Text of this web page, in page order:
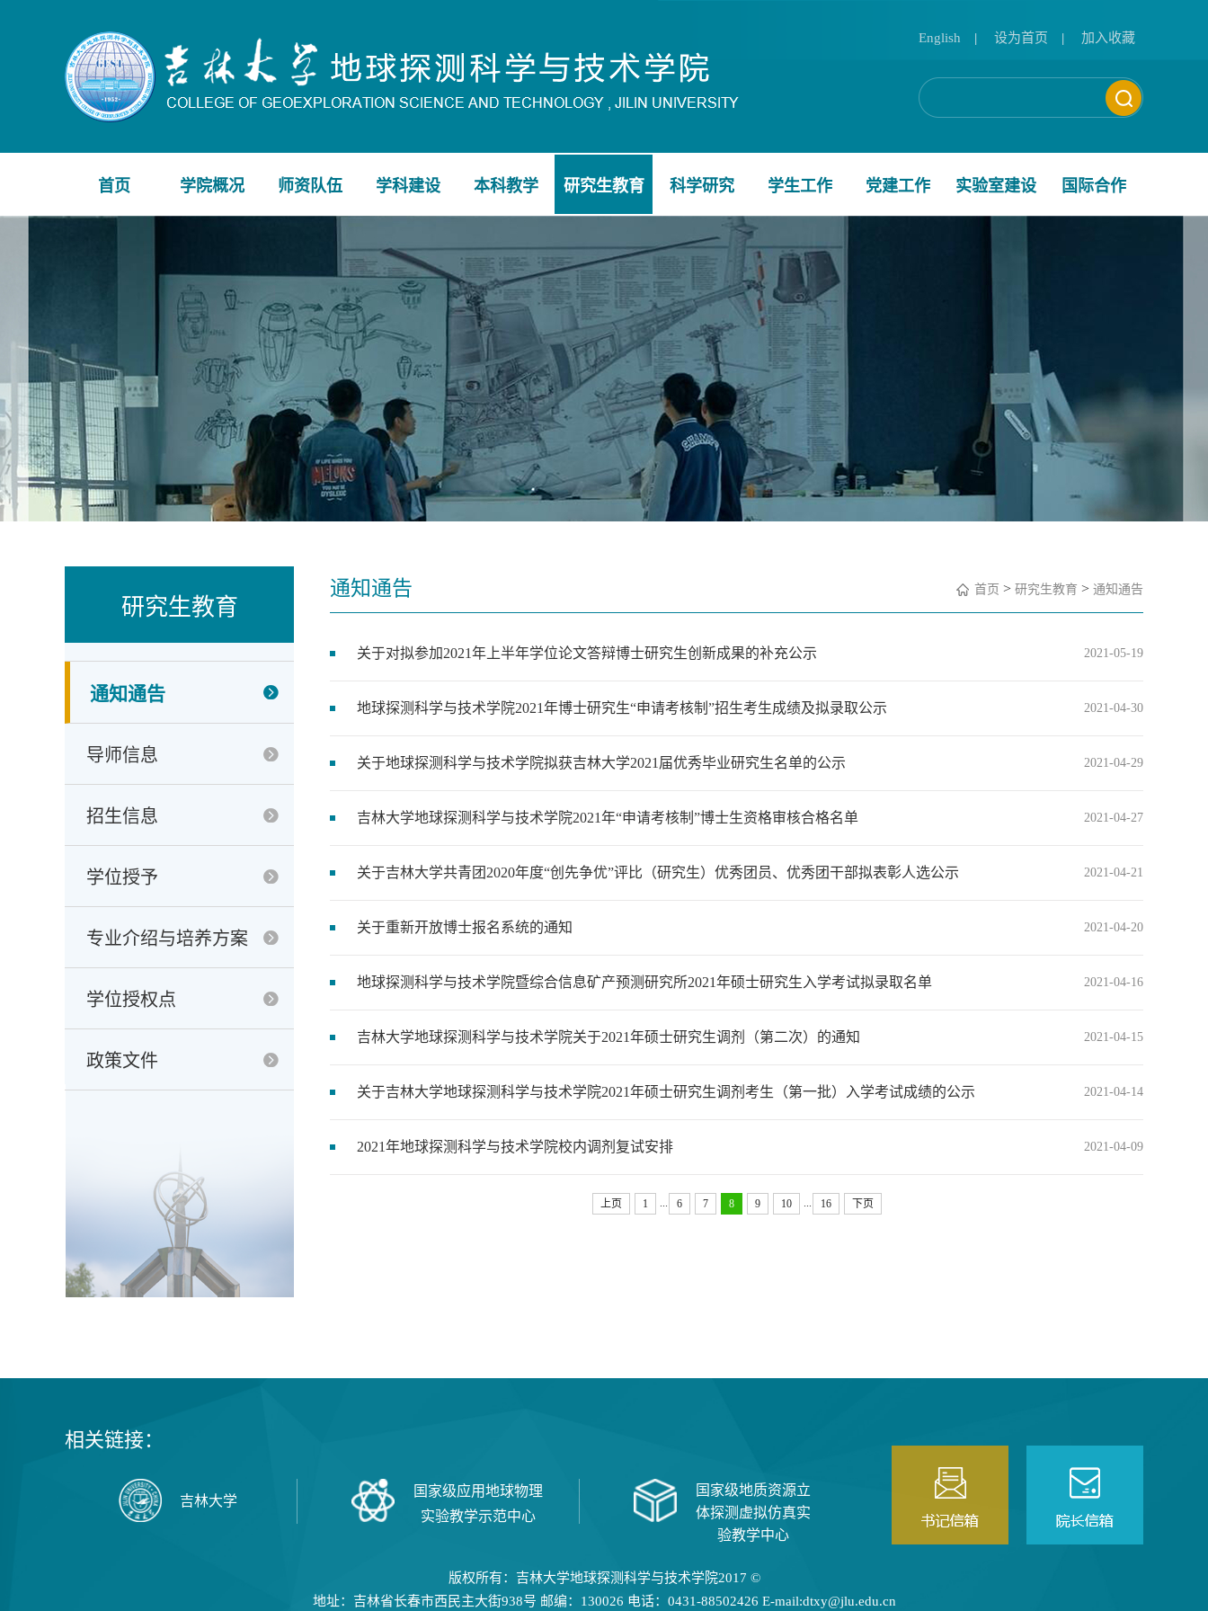
English | 设为首页 | 加入收藏
首页 学院概况 师资队伍 学科建设 本科教学 研究生教育 科学研究 学生工作 党建工作 实验室建设 国际合作
研究生教育
通知通告
导师信息
招生信息
学位授予
专业介绍与培养方案
学位授权点
政策文件
通知通告 首页 > 研究生教育 > 通知通告
关于对拟参加2021年上半年学位论文答辩博士研究生创新成果的补充公示 2021-05-19
地球探测科学与技术学院2021年博士研究生“申请考核制”招生考生成绩及拟录取公示 2021-04-30
关于地球探测科学与技术学院拟获吉林大学2021届优秀毕业研究生名单的公示 2021-04-29
吉林大学地球探测科学与技术学院2021年“申请考核制”博士生资格审核合格名单 2021-04-27
关于吉林大学共青团2020年度“创先争优”评比（研究生）优秀团员、优秀团干部拟表彰人选公示 2021-04-21
关于重新开放博士报名系统的通知 2021-04-20
地球探测科学与技术学院暨综合信息矿产预测研究所2021年硕士研究生入学考试拟录取名单 2021-04-16
吉林大学地球探测科学与技术学院关于2021年硕士研究生调剂（第二次）的通知 2021-04-15
关于吉林大学地球探测科学与技术学院2021年硕士研究生调剂考生（第一批）入学考试成绩的公示 2021-04-14
2021年地球探测科学与技术学院校内调剂复试安排 2021-04-09
上页 1 6 7 8 9 10 16 下页
相关链接：
吉林大学
国家级应用地球物理
实验教学示范中心
国家级地质资源立
体探测虚拟仿真实
验教学中心
版权所有：吉林大学地球探测科学与技术学院2017 ©
地址：吉林省长春市西民主大街938号 邮编：130026 电话：0431-88502426 E-mail:dtxy@jlu.edu.cn